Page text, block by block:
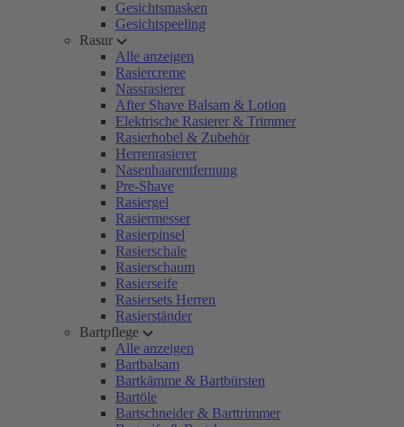
Gesichtsmasken
Gesichtspeeling
Rasur
Alle anzeigen
Rasiercreme
Nassrasierer
After Shave Balsam & Lotion
Elektrische Rasierer & Trimmer
Rasierhobel & Zubehör
Herrenrasierer
Nasenhaarentfernung
Pre-Shave
Rasiergel
Rasiermesser
Rasierpinsel
Rasierschale
Rasierschaum
Rasierseife
Rasiersets Herren
Rasierständer
Bartpflege
Alle anzeigen
Bartbalsam
Bartkämme & Bartbürsten
Bartöle
Bartschneider & Barttrimmer